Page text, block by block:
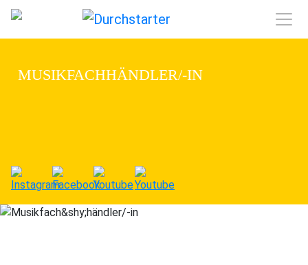
MUSIKFACH­HÄNDLER/-IN